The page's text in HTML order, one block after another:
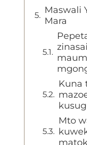
Maswali
Mara
Kuna
Mto